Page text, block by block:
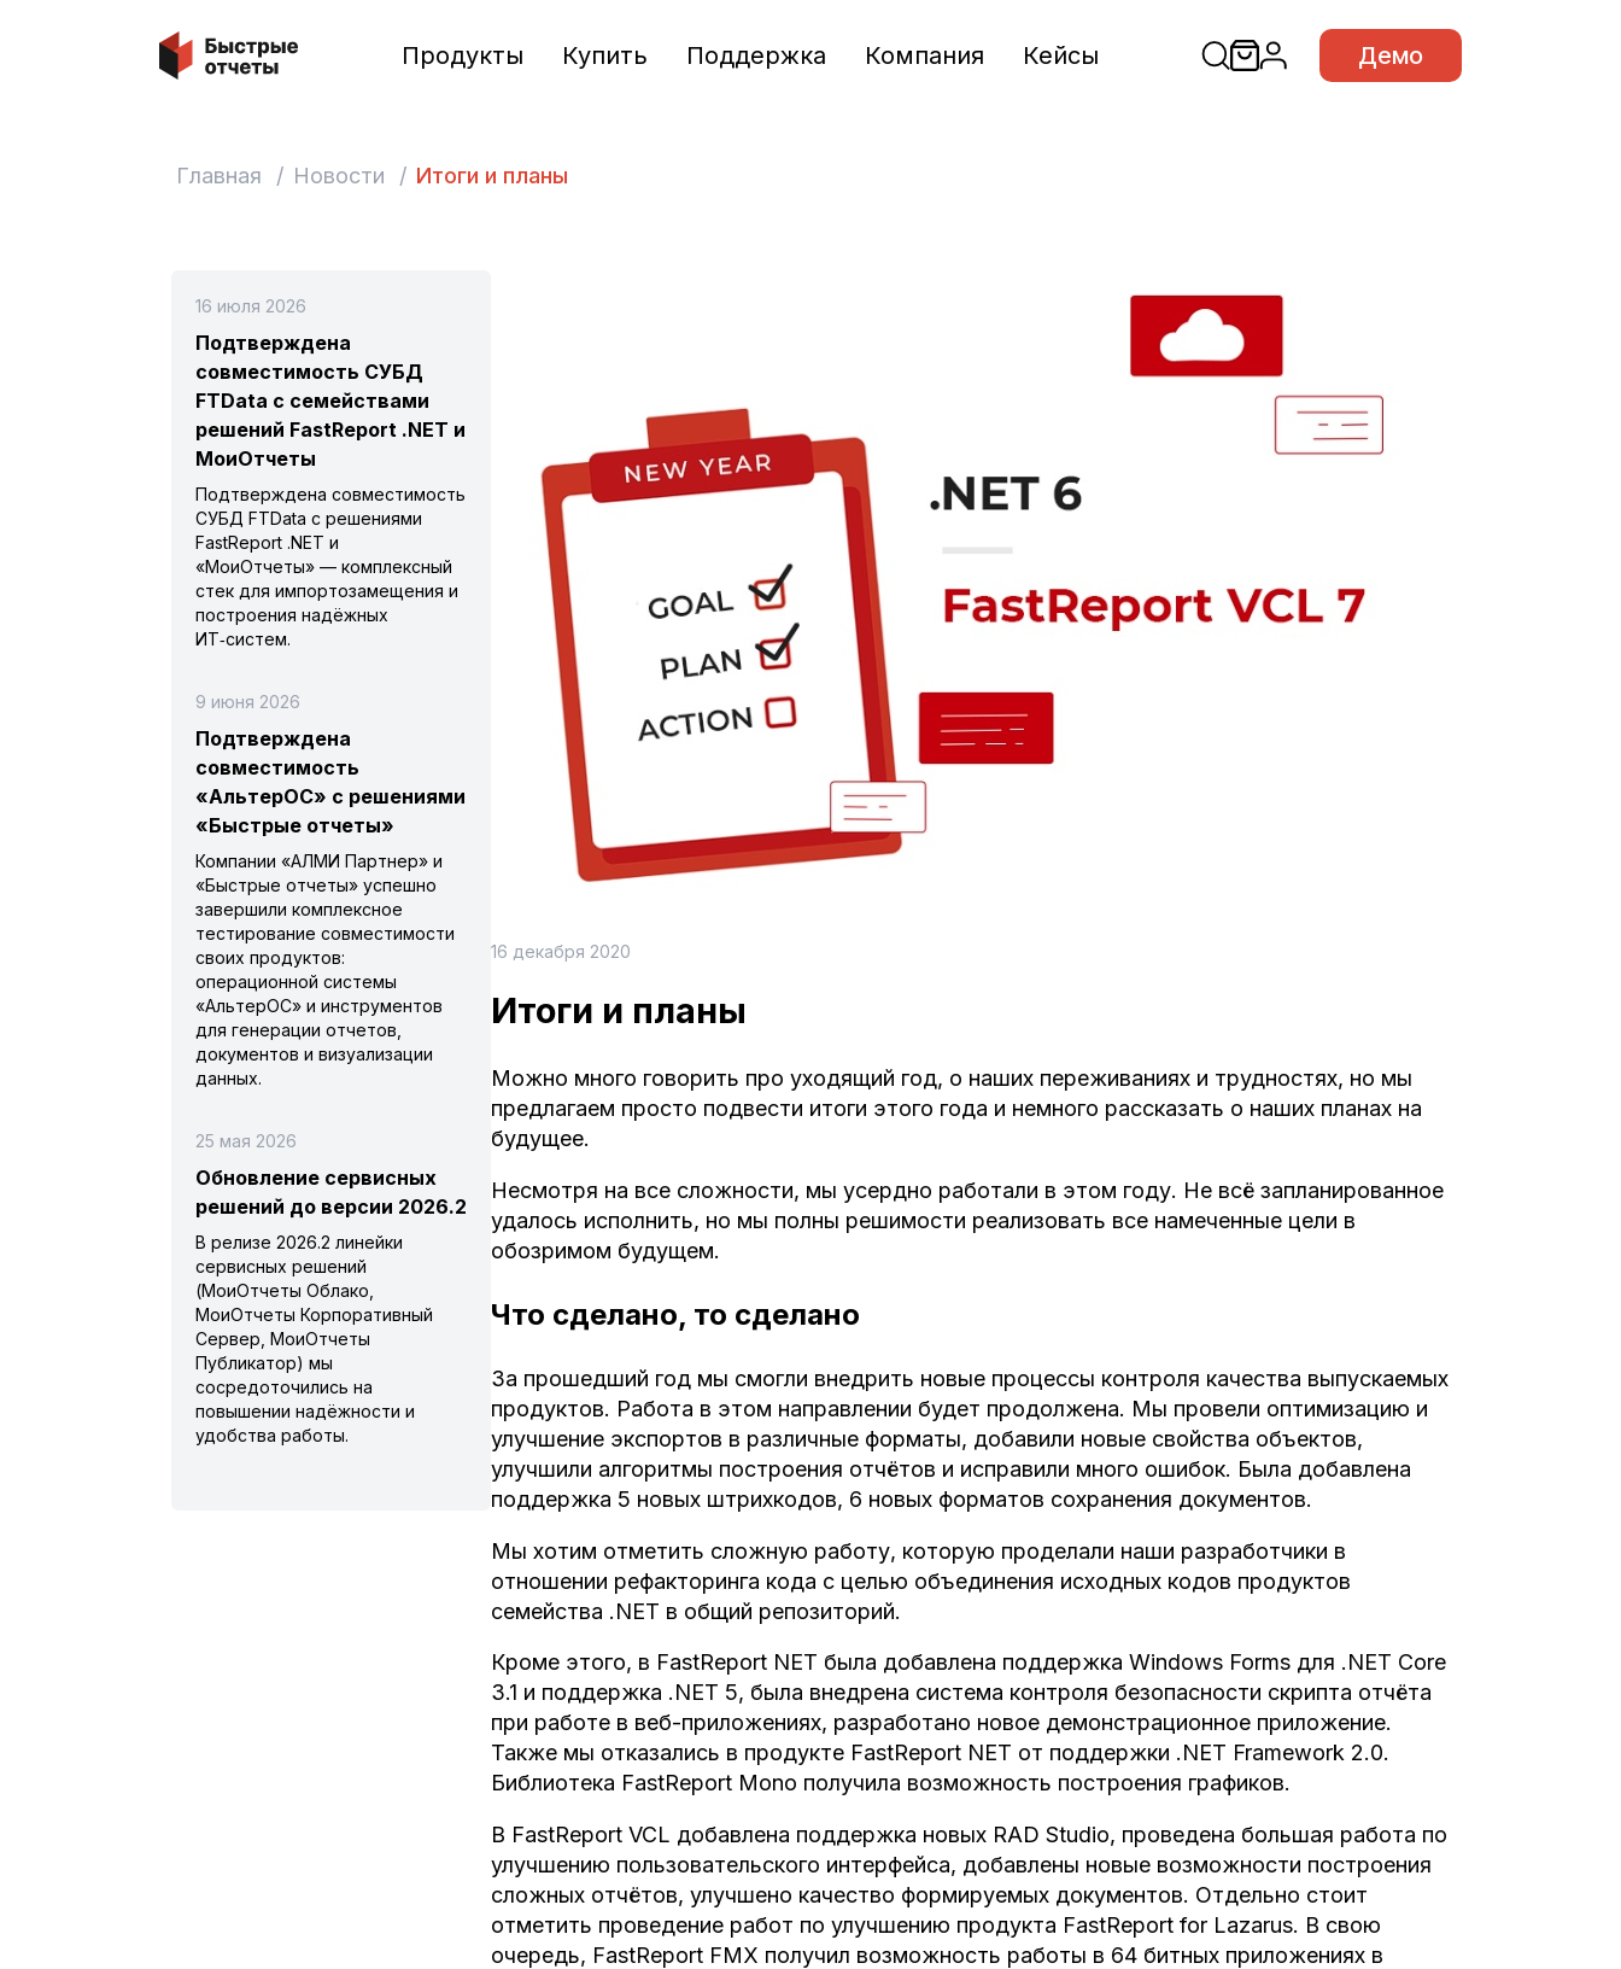
Быстрые отчеты Продукты Купить Поддержка Компания Кейсы Демо
Главная / Новости / Итоги и планы
16 декабря 2020
Итоги и планы
Можно много говорить про уходящий год, о наших переживаниях и трудностях, но мы
предлагаем просто подвести итоги этого года и немного рассказать о наших планах на
будущее.
Несмотря на все сложности, мы усердно работали в этом году. Не всё запланированное
удалось исполнить, но мы полны решимости реализовать все намеченные цели в
обозримом будущем.
Что сделано, то сделано
За прошедший год мы смогли внедрить новые процессы контроля качества выпускаемых
продуктов. Работа в этом направлении будет продолжена. Мы провели оптимизацию и
улучшение экспортов в различные форматы, добавили новые свойства объектов,
улучшили алгоритмы построения отчётов и исправили много ошибок. Была добавлена
поддержка 5 новых штрихкодов, 6 новых форматов сохранения документов.
Мы хотим отметить сложную работу, которую проделали наши разработчики в
отношении рефакторинга кода с целью объединения исходных кодов продуктов
семейства .NET в общий репозиторий.
Кроме этого, в FastReport NET была добавлена поддержка Windows Forms для .NET Core
3.1 и поддержка .NET 5, была внедрена система контроля безопасности скрипта отчёта
при работе в веб-приложениях, разработано новое демонстрационное приложение.
Также мы отказались в продукте FastReport NET от поддержки .NET Framework 2.0.
Библиотека FastReport Mono получила возможность построения графиков.
В FastReport VCL добавлена поддержка новых RAD Studio, проведена большая работа по
улучшению пользовательского интерфейса, добавлены новые возможности построения
сложных отчётов, улучшено качество формируемых документов. Отдельно стоит
отметить проведение работ по улучшению продукта FastReport for Lazarus. В свою
очередь, FastReport FMX получил возможность работы в 64 битных приложениях в
16 июля 2026
Подтверждена
совместимость СУБД
FTData с семействами
решений FastReport .NET и
МоиОтчеты
Подтверждена совместимость
СУБД FTData с решениями
FastReport .NET и
«МоиОтчеты» — комплексный
стек для импортозамещения и
построения надёжных
ИТ‑систем.
9 июня 2026
Подтверждена
совместимость
«АльтерОС» с решениями
«Быстрые отчеты»
Компании «АЛМИ Партнер» и
«Быстрые отчеты» успешно
завершили комплексное
тестирование совместимости
своих продуктов:
операционной системы
«АльтерОС» и инструментов
для генерации отчетов,
документов и визуализации
данных.
25 мая 2026
Обновление сервисных
решений до версии 2026.2
В релизе 2026.2 линейки
сервисных решений
(МоиОтчеты Облако,
МоиОтчеты Корпоративный
Сервер, МоиОтчеты
Публикатор) мы
сосредоточились на
повышении надёжности и
удобства работы.